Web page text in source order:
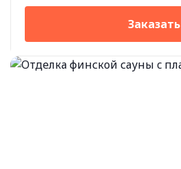
Заказать